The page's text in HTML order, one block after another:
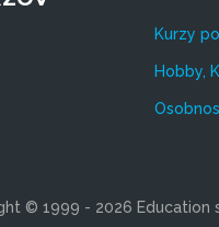
Kurzy
Hobby,
© 1999 - 2026 Education